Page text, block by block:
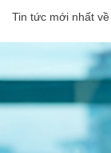
Tin tức mới nhất về